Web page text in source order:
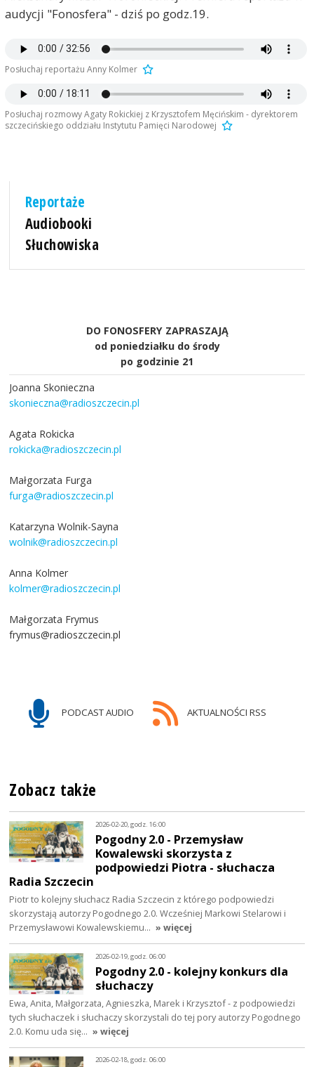
audycji "Fonosfera" - dziś po godz.19.
Posłuchaj reportażu Anny Kolmer
Posłuchaj rozmowy Agaty Rokickiej z Krzysztofem Męcińskim - dyrektorem
szczecińskiego oddziału Instytutu Pamięci Narodowej
Reportaże
Audiobooki
Słuchowiska
DO FONOSFERY ZAPRASZAJĄ
od poniedziałku do środy
po godzinie 21
Joanna Skonieczna
skonieczna@radioszczecin.pl
Agata Rokicka
rokicka@radioszczecin.pl
Małgorzata Furga
furga@radioszczecin.pl
Katarzyna Wolnik-Sayna
wolnik@radioszczecin.pl
Anna Kolmer
kolmer@radioszczecin.pl
Małgorzata Frymus
frymus@radioszczecin.pl
PODCAST AUDIO AKTUALNOŚCI RSS
Zobacz także
2026-02-20, godz. 16:00
Pogodny 2.0 - Przemysław
Kowalewski skorzysta z
podpowiedzi Piotra - słuchacza
Radia Szczecin
Piotr to kolejny słuchacz Radia Szczecin z którego podpowiedzi
skorzystają autorzy Pogodnego 2.0. Wcześniej Markowi Stelarowi i
Przemysławowi Kowalewskiemu… » więcej
2026-02-19, godz. 06:00
Pogodny 2.0 - kolejny konkurs dla
słuchaczy
Ewa, Anita, Małgorzata, Agnieszka, Marek i Krzysztof - z podpowiedzi
tych słuchaczek i słuchaczy skorzystali do tej pory autorzy Pogodnego
2.0. Komu uda się… » więcej
2026-02-18, godz. 06:00